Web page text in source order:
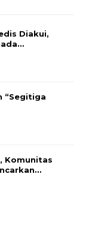
Diakui,
“Segitiga
Komunitas